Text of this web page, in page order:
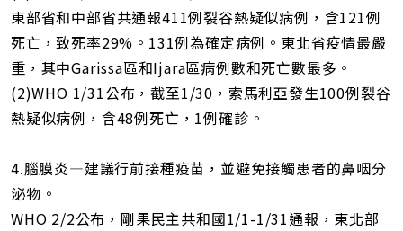
東部省和中部省共通報411例裂谷熱疑似病例，含121例
死亡，致死率29%。131例為確定病例。東北省疫情最嚴
重，其中Garissa區和Ijara區病例數和死亡數最多。
(2)WHO 1/31公布，截至1/30，索馬利亞發生100例裂谷
熱疑似病例，含48例死亡，1例確診。
4.腦膜炎—建議行前接種疫苗，並避免接觸患者的鼻咽分
泌物。
WHO 2/2公布，剛果民主共和國1/1-1/31通報，東北部